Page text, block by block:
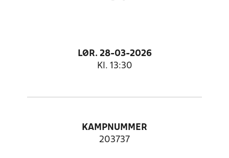
LØR. 28-03-2026
Kl. 13:30
KAMPNUMMER
203737